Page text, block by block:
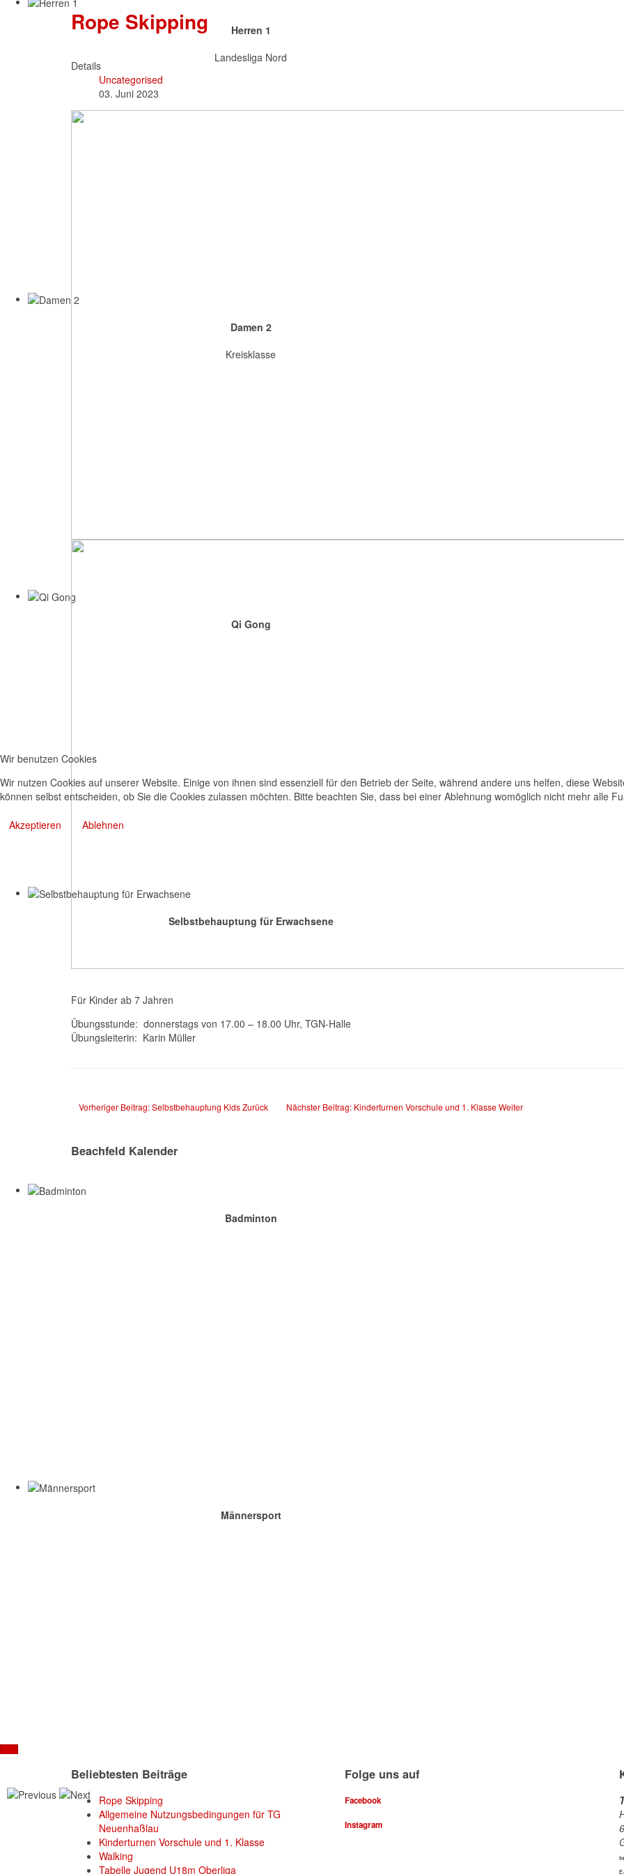
Herren 1
Landesliga Nord
Damen 2
Kreisklasse
Qi Gong
Selbstbehauptung für Erwachsene
Badminton
Männersport
Rope Skipping
Details
Uncategorised
03. Juni 2023
Für Kinder ab 7 Jahren
Übungsstunde: donnerstags von 17.00 – 18.00 Uhr, TGN-Halle
Übungsleiterin: Karin Müller
Vorheriger Beitrag: Selbstbehauptung KidsZurück Nächster Beitrag: Kinderturnen Vorschule und 1. KlasseWeiter
Beachfeld Kalender
Beliebtesten Beiträge
Rope Skipping
Allgemeine Nutzungsbedingungen für TG
Neuenhaßlau
Kinderturnen Vorschule und 1. Klasse
Walking
Tabelle Jugend U18m Oberliga
Folge uns auf
Facebook
Instagram
Wir benutzen Cookies
Wir nutzen Cookies auf unserer Website. Einige von ihnen sind essenziell für den Betrieb der Seite, während andere uns helfen, diese
können selbst entscheiden, ob Sie die Cookies zulassen möchten. Bitte beachten Sie, dass bei einer Ablehnung womöglich nicht mehr alle
Akzeptieren Ablehnen